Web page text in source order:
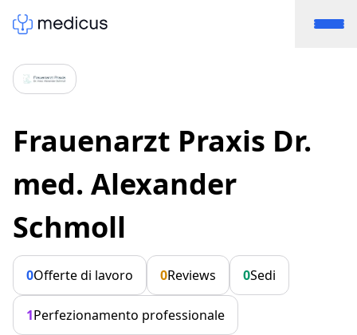
Frauenarzt Praxis Dr.
med. Alexander
Schmoll
0Offerte di lavoro 0Reviews 0Sedi
1Perfezionamento professionale